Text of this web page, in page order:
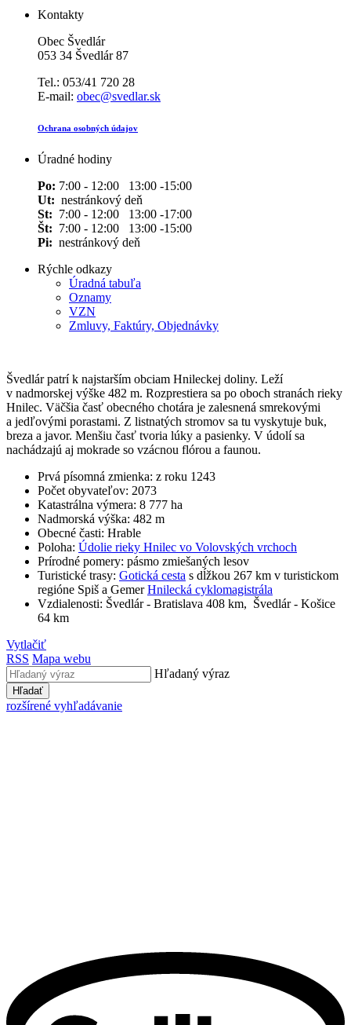
Kontakty
Obec Švedlár
053 34 Švedlár 87
Tel.: 053/41 720 28
E-mail: obec@svedlar.sk
Ochrana osobných údajov
Úradné hodiny
Po: 7:00 - 12:00 13:00 -15:00
Ut: nestránkový deň
St: 7:00 - 12:00 13:00 -17:00
Št: 7:00 - 12:00 13:00 -15:00
Pi: nestránkový deň
Rýchle odkazy
Úradná tabuľa
Oznamy
VZN
Zmluvy, Faktúry, Objednávky
Švedlár patrí k najstarším obciam Hnileckej doliny. Leží
v nadmorskej výške 482 m. Rozprestiera sa po oboch stranách rieky
Hnilec. Väčšia časť obecného chotára je zalesnená smrekovými
a jedľovými porastami. Z listnatých stromov sa tu vyskytuje buk,
breza a javor. Menšiu časť tvoria lúky a pasienky. V údolí sa
nachádzajú aj mokrade so vzácnou flórou a faunou.
Prvá písomná zmienka: z roku 1243
Počet obyvateľov: 2073
Katastrálna výmera: 8 777 ha
Nadmorská výška: 482 m
Obecné časti: Hrable
Poloha: Údolie rieky Hnilec vo Volovských vrchoch
Prírodné pomery: pásmo zmiešaných lesov
Turistické trasy: Gotická cesta s dĺžkou 267 km v turistickom
regióne Spiš a GemerHnilecká cyklomagistrála
Vzdialenosti: Švedlár - Bratislava 408 km, Švedlár - Košice
64 km
Vytlačiť
RSS Mapa webu
Hľadaný výraz
Hľadať
rozšírené vyhľadávanie